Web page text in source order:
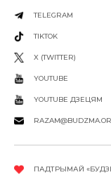
TELEGRAM
TIKTOK
X (TWITTER)
YOUTUBE
YOUTUBE ДЗЕЦЯМ
ПАДТРЫМАЙ